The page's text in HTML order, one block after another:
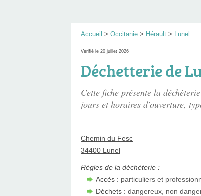
Accueil > Occitanie > Hérault > Lunel
Vérifié le 20 juillet 2026
Déchetterie de
Cette fiche présente la
jours et horaires d'ouverture,
Chemin du Fesc
34400 Lunel
Règles de la déchèterie :
Accès : particuliers et
Déchets : dangereux, non